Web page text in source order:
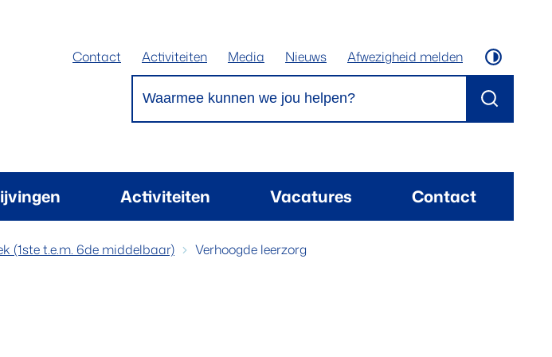
Contact Activiteiten Media Nieuws Afwezigheid melden Hoog
Zoeken
Activiteiten Vacatures Contact
(1ste t.e.m. 6de middelbaar) Verhoogde leerzorg